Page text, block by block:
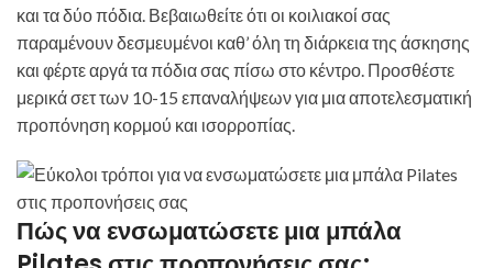
και τα δύο πόδια. Βεβαιωθείτε ότι οι κοιλιακοί σας
παραμένουν δεσμευμένοι καθ’ όλη τη διάρκεια της άσκησης
και φέρτε αργά τα πόδια σας πίσω στο κέντρο. Προσθέστε
μερικά σετ των 10-15 επαναλήψεων για μια αποτελεσματική
προπόνηση κορμού και ισορροπίας.
Πώς να ενσωματώσετε μια μπάλα